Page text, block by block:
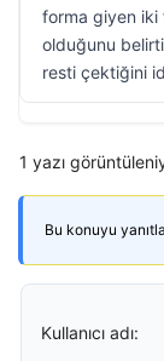
forma giyen iki
olduğunu
resti çektiğini
1 yazı
Bu konuyu
Kullanıcı adı: